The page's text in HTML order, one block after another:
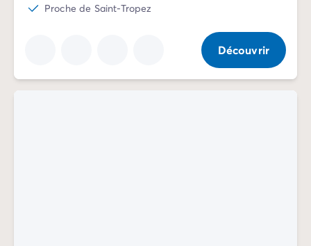
Camping Alpes-Maritimes
Camping Cassis
Proche de Saint-Tropez
Découvrir